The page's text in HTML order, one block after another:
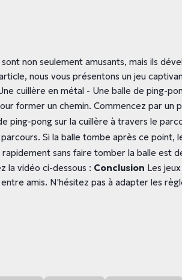
non seulement amusants, mais ils
nous vous présentons un jeu
cuillère en métal - Une balle de ping-
former un chemin. Commencez par
ping-pong sur la cuillère à travers le
Si la balle tombe après ce
sans faire tomber la balle est
la vidéo ci-dessous : Conclusion Les
amis. N'hésitez pas à adapter les